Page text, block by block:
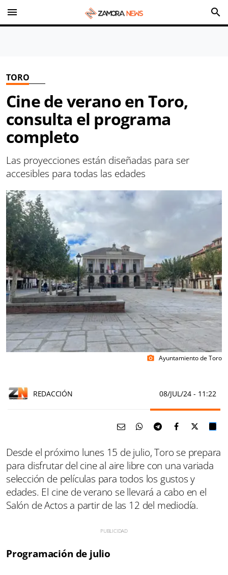
menu search
TORO
Cine de verano en Toro,
consulta el programa
completo
Las proyecciones están diseñadas para ser
accesibles para todas las edades
photo_camera Ayuntamiento de Toro
REDACCIÓN 08/JUL/24 - 11:22
Desde el próximo lunes 15 de julio, Toro se prepara
para disfrutar del cine al aire libre con una variada
selección de películas para todos los gustos y
edades. El cine de verano se llevará a cabo en el
Salón de Actos a partir de las 12 del mediodía.
Programación de julio